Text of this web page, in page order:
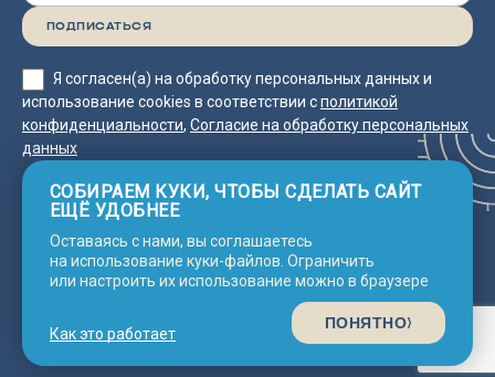
Я согласен(а) на обработку персональных данных и
использование cookies в соответствии сполитикой
конфиденциальности, Согласие на обработку персональных
данных
2025 © Neco
Политика
конфиденциальности
Согласие на обработку
персональных данных
СОБИРАЕМ КУКИ, ЧТОБЫ СДЕЛАТЬ САЙТ
ЕЩЁ УДОБНЕЕ
Оставаясь с нами, вы соглашаетесь
на использование куки-файлов. Ограничить
или настроить их использование можно в браузере
Как это работает
ПОНЯТНО